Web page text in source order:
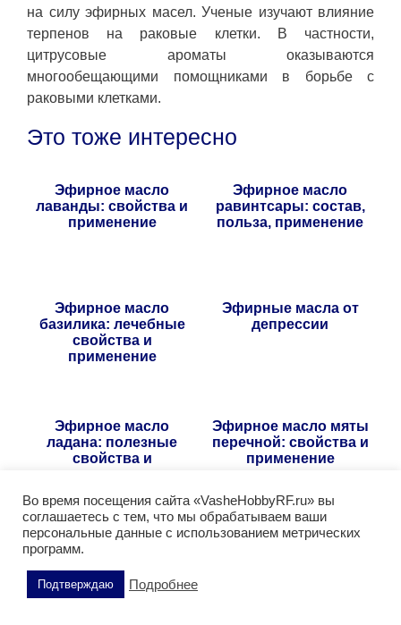
на силу эфирных масел. Ученые изучают влияние
терпенов на раковые клетки. В частности,
цитрусовые ароматы оказываются
многообещающими помощниками в борьбе с
раковыми клетками.
Это тоже интересно
Эфирное масло
лаванды: свойства и
применение
Эфирное масло
равинтсары: состав,
польза, применение
Эфирное масло
базилика: лечебные
свойства и
применение
Эфирные масла от
депрессии
Эфирное масло
ладана: полезные
свойства и
Эфирное масло мяты
перечной: свойства и
применение
Поделитесь этой статьей
Во время посещения сайта «VasheHobbyRF.ru» вы
соглашаетесь с тем, что мы обрабатываем ваши
персональные данные с использованием метрических
программ.
Подтверждаю Подробнее